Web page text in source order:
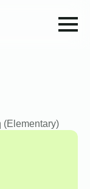
(Elementary)